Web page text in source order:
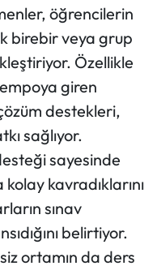
öğrencilerin
birebir veya grup
Özellikle
giren
destekleri,
sağlıyor.
sayesinde
kavradıklarını
sınav
belirtiyor.
ortamın da ders